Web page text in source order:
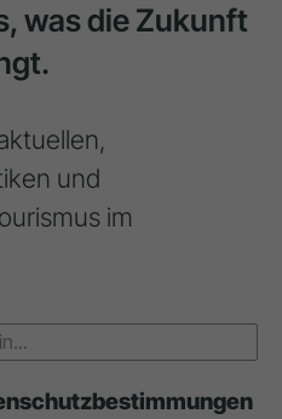
was die Zukunft
und
im